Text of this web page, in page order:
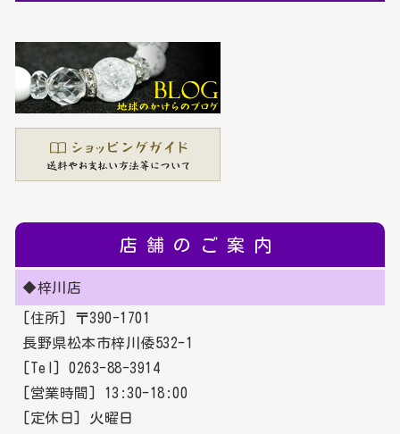
店舗のご案内
◆梓川店
[住所] 〒390-1701
長野県松本市梓川倭532-1
[Tel] 0263-88-3914
[営業時間] 13:30-18:00
[定休日] 火曜日